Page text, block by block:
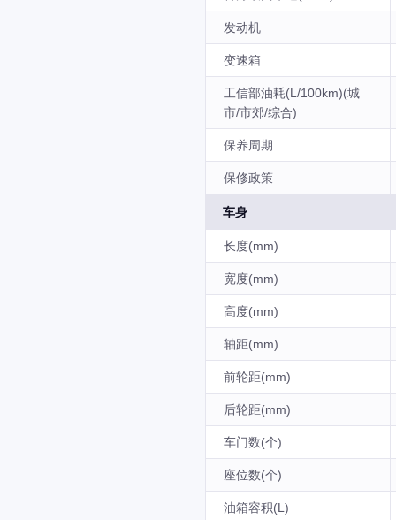
发动机
变速箱
工信部油耗(L/100km)(城
市/市郊/综合)
保养周期
保修政策
车身
长度(mm)
宽度(mm)
高度(mm)
轴距(mm)
前轮距(mm)
后轮距(mm)
车门数(个)
座位数(个)
油箱容积(L)